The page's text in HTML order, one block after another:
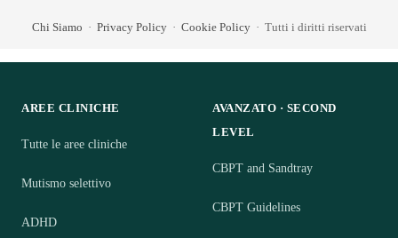
Chi Siamo · Privacy Policy· Cookie Policy· Tutti i diritti riservati
AREE CLINICHE
Tutte le aree cliniche
Mutismo selettivo
ADHD
AVANZATO · SECOND
LEVEL
CBPT and Sandtray
CBPT Guidelines